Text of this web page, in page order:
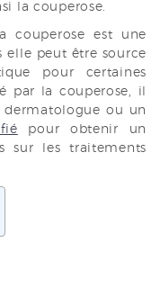
la couperose.
couperose est une
peut être source
pour certaines
par la couperose, il
ou un
pour obtenir un
sur les traitements